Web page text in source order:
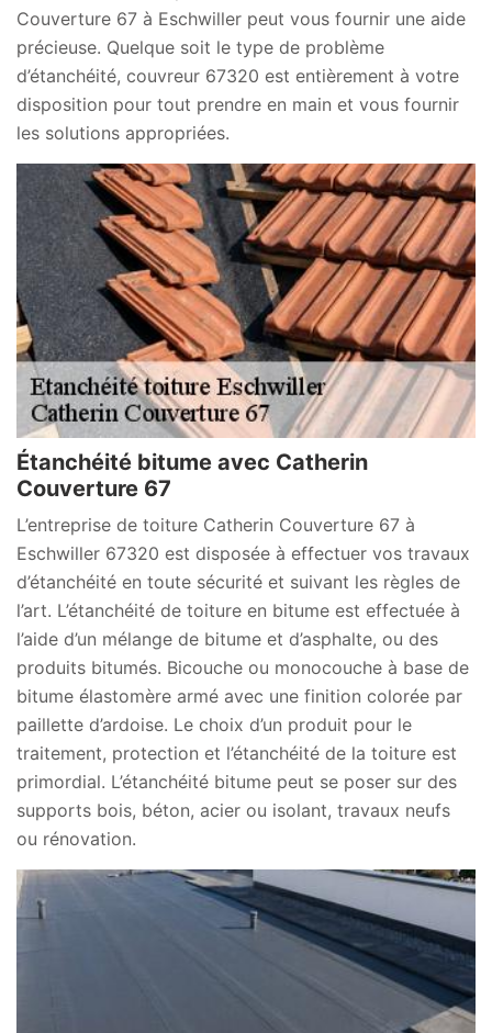
Couverture 67 à Eschwiller peut vous fournir une aide
précieuse. Quelque soit le type de problème
d’étanchéité, couvreur 67320 est entièrement à votre
disposition pour tout prendre en main et vous fournir
les solutions appropriées.
Étanchéité bitume avec Catherin
Couverture 67
L’entreprise de toiture Catherin Couverture 67 à
Eschwiller 67320 est disposée à effectuer vos travaux
d’étanchéité en toute sécurité et suivant les règles de
l’art. L’étanchéité de toiture en bitume est effectuée à
l’aide d’un mélange de bitume et d’asphalte, ou des
produits bitumés. Bicouche ou monocouche à base de
bitume élastomère armé avec une finition colorée par
paillette d’ardoise. Le choix d’un produit pour le
traitement, protection et l’étanchéité de la toiture est
primordial. L’étanchéité bitume peut se poser sur des
supports bois, béton, acier ou isolant, travaux neufs
ou rénovation.